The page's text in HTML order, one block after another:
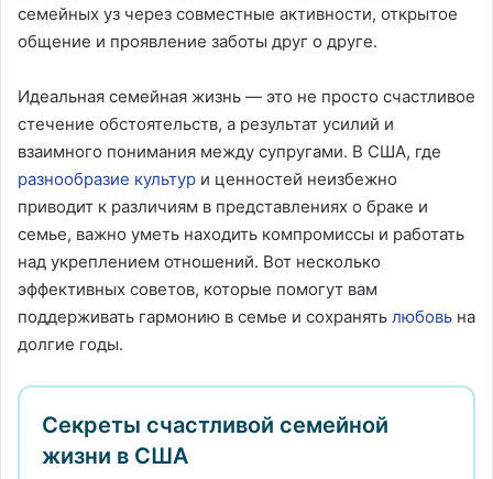
семейных уз через совместные активности, открытое
общение и проявление заботы друг о друге.
Идеальная семейная жизнь — это не просто счастливое
стечение обстоятельств, а результат усилий и
взаимного понимания между супругами. В США, где
разнообразие культур и ценностей неизбежно
приводит к различиям в представлениях о браке и
семье, важно уметь находить компромиссы и работать
над укреплением отношений. Вот несколько
эффективных советов, которые помогут вам
поддерживать гармонию в семье и сохранять любовь на
долгие годы.
Секреты счастливой семейной
жизни в США